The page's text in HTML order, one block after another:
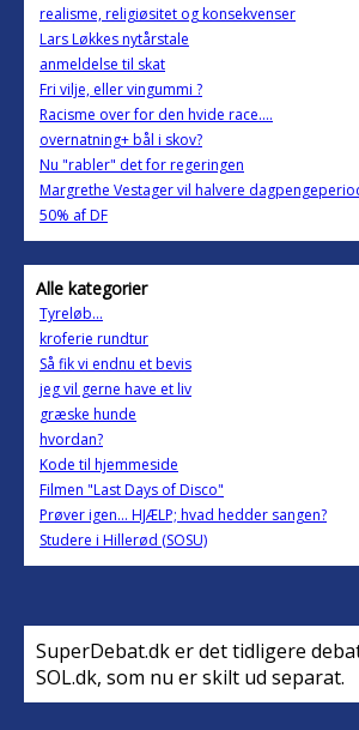
realisme, religiøsitet og konsekvenser
Lars Løkkes nytårstale
anmeldelse til skat
Fri vilje, eller vingummi ?
Racisme over for den hvide race....
overnatning+ bål i skov?
Nu "rabler" det for regeringen
Margrethe Vestager vil halvere
50% af DF
Alle kategorier
Tyreløb...
kroferie rundtur
Så fik vi endnu et bevis
jeg vil gerne have et liv
græske hunde
hvordan?
Kode til hjemmeside
Filmen "Last Days of Disco"
Prøver igen... HJÆLP; hvad hedder sangen?
Studere i Hillerød (SOSU)
SuperDebat.dk er det tidligere
SOL.dk, som nu er skilt ud separat.